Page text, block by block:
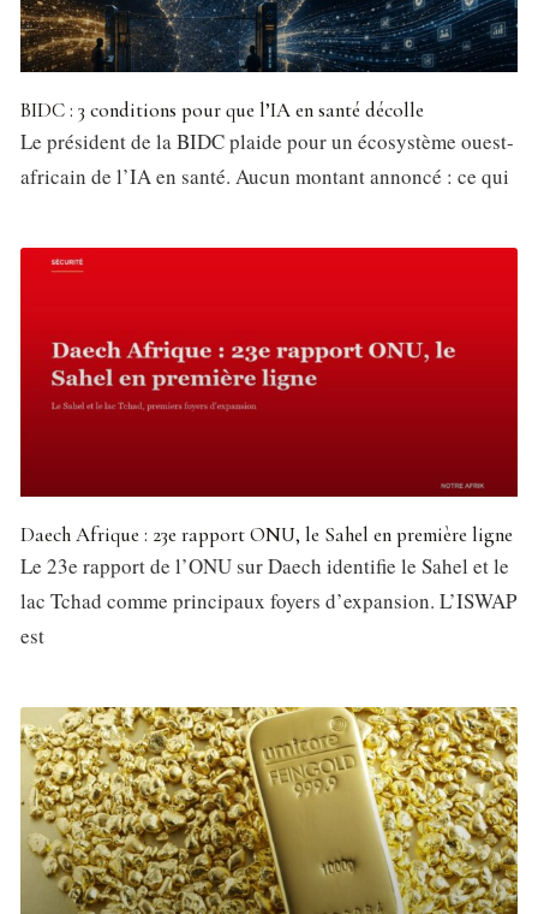
BIDC : 3 conditions pour que l’IA en santé décolle
Le président de la BIDC plaide pour un écosystème ouest-
africain de l’IA en santé. Aucun montant annoncé : ce qui
Daech Afrique : 23e rapport ONU, le Sahel en première ligne
Le 23e rapport de l’ONU sur Daech identifie le Sahel et le
lac Tchad comme principaux foyers d’expansion. L’ISWAP
est